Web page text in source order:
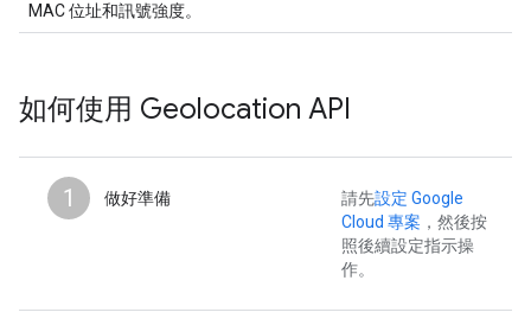
MAC 位址和訊號強度。
如何使用 Geolocation API
1 做好準備 請先設定 Google
Cloud 專案 ，然後按
照後續設定指示操
作。